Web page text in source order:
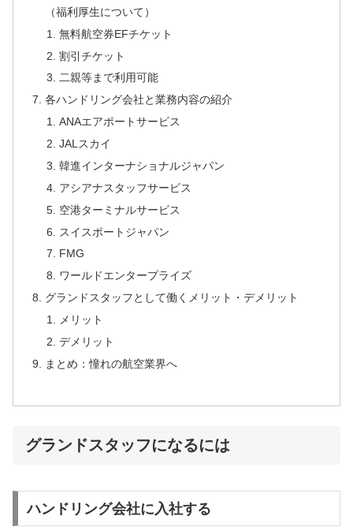
（福利厚生について）
無料航空券EFチケット
割引チケット
二親等まで利用可能
各ハンドリング会社と業務内容の紹介
ANAエアポートサービス
JALスカイ
韓進インターナショナルジャパン
アシアナスタッフサービス
空港ターミナルサービス
スイスポートジャパン
FMG
ワールドエンタープライズ
グランドスタッフとして働くメリット・デメリット
メリット
デメリット
まとめ：憧れの航空業界へ
グランドスタッフになるには
ハンドリング会社に入社する